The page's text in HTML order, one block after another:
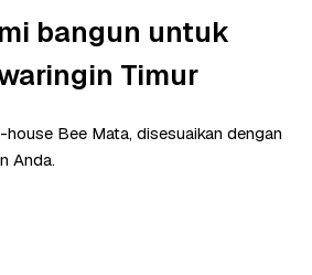
bangun untuk
Timur
Bee Mata, disesuaikan dengan
Anda.